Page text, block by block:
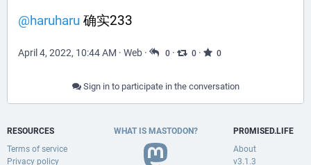
@haruharu 确实233
April 4, 2022, 10:44 AM · Web · 0 · 0 · 0
Sign in to participate in the conversation
RESOURCES
Terms of service
Privacy policy
WHAT IS MASTODON?
PR0MISED.LIFE
About
v3.1.3